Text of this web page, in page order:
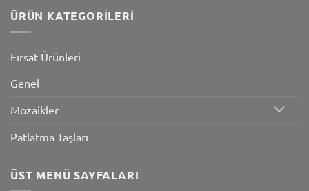
ÜRÜN KATEGORILERI
Fırsat Ürünleri
Genel
Mozaikler
Patlatma Taşları
ÜST MENÜ SAYFALARI